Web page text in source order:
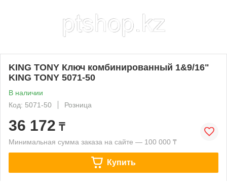
KING TONY Ключ комбинированный 1&9/16"
KING TONY 5071-50
В наличии
Код: 5071-50
Розница
36 172 ₸
Минимальная сумма заказа на сайте — 100 000 ₸
Купить